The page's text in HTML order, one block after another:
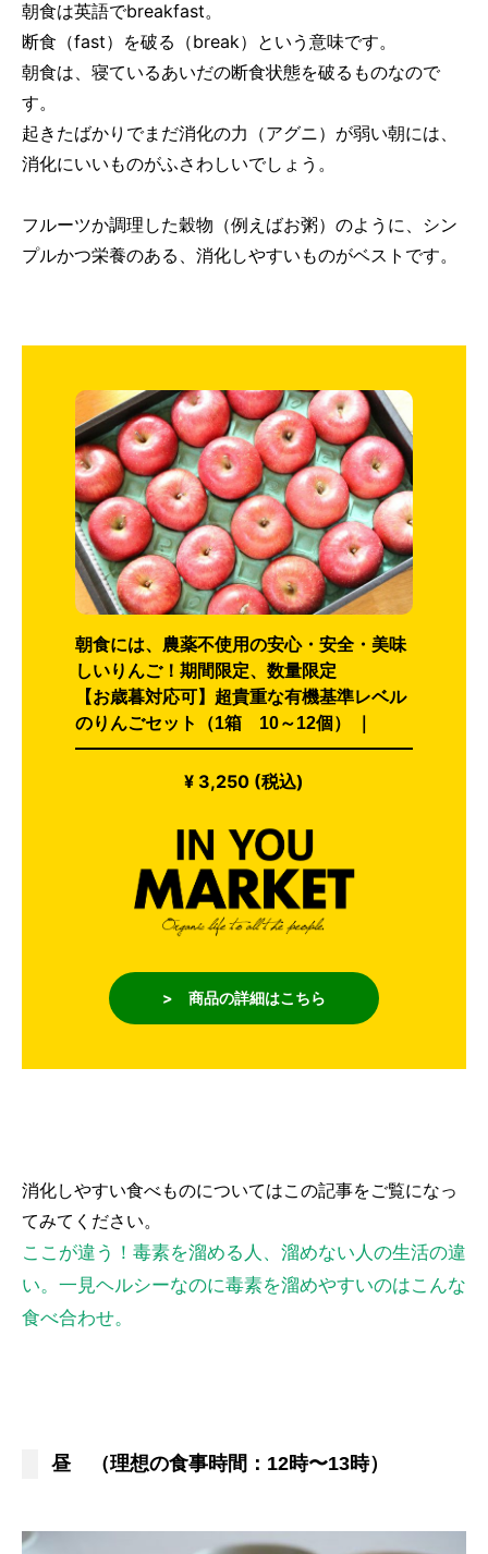
朝食は英語でbreakfast。
断食（fast）を破る（break）という意味です。
朝食は、寝ているあいだの断食状態を破るものなので
す。
起きたばかりでまだ消化の力（アグニ）が弱い朝には、
消化にいいものがふさわしいでしょう。
フルーツか調理した穀物（例えばお粥）のように、シン
プルかつ栄養のある、消化しやすいものがベストです。
朝食には、農薬不使用の安心・安全・美味
しいりんご！期間限定、数量限定
【お歳暮対応可】超貴重な有機基準レベル
のりんごセット（1箱 10～12個） ｜
¥ 3,250 (税込)
> 商品の詳細はこちら
消化しやすい食べものについてはこの記事をご覧になっ
てみてください。
ここが違う！毒素を溜める人、溜めない人の生活の違
い。一見ヘルシーなのに毒素を溜めやすいのはこんな
食べ合わせ。
昼 （理想の食事時間：12時〜13時）